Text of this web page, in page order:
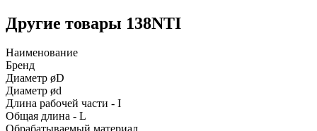
Другие товары 138NTI
Наименование
Бренд
Диаметр øD
Диаметр ød
Длина рабочей части - I
Общая длина - L